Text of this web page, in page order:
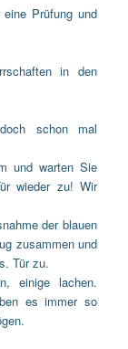
Prüfung und
in den
schon mal
und warten Sie
wieder zu! Wir
der blauen
zusammen und
Tür zu.
einige lachen.
es immer so